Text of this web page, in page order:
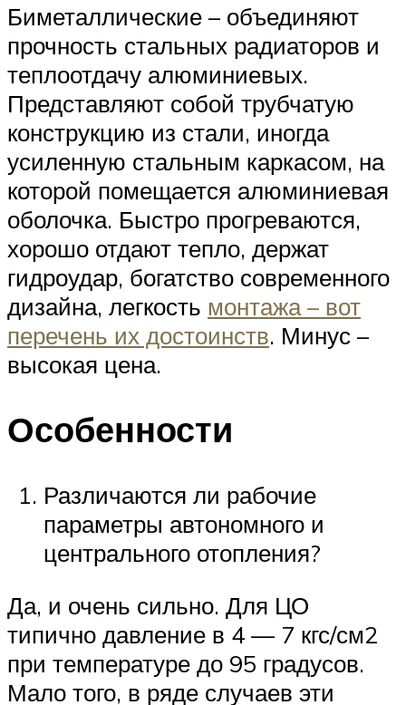
Биметаллические – объединяют
прочность стальных радиаторов и
теплоотдачу алюминиевых.
Представляют собой трубчатую
конструкцию из стали, иногда
усиленную стальным каркасом, на
которой помещается алюминиевая
оболочка. Быстро прогреваются,
хорошо отдают тепло, держат
гидроудар, богатство современного
дизайна, легкость монтажа – вот
перечень их достоинств. Минус –
высокая цена.
Особенности
Различаются ли рабочие
параметры автономного и
центрального отопления?
Да, и очень сильно. Для ЦО
типично давление в 4 — 7 кгс/см2
при температуре до 95 градусов.
Мало того, в ряде случаев эти